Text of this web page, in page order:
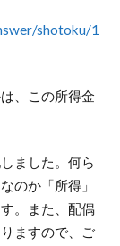
shotoku/1
、この所得金
ました。何ら
のか「所得」
。また、配偶
ますので、ご